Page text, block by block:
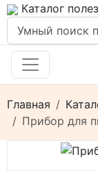
Каталог
Главная
Прибор для